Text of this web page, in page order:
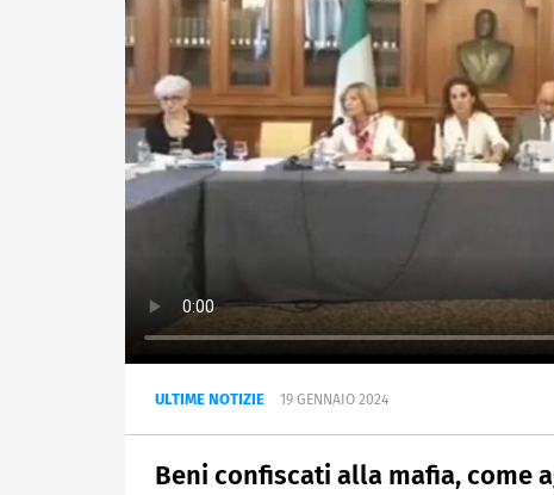
ULTIME NOTIZIE 19 GENNAIO 2024
Beni confiscati alla mafia, come